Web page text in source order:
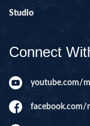
Studio
Connect
youtube.com/
facebook.com/